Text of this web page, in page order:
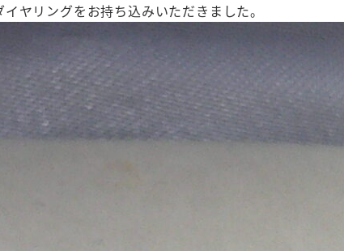
ヤリングをお持ち込みいただきました。